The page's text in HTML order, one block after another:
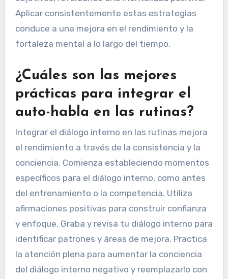
Aplicar consistentemente estas estrategias
conduce a una mejora en el rendimiento y la
fortaleza mental a lo largo del tiempo.
¿Cuáles son las mejores
prácticas para integrar el
auto-habla en las rutinas?
Integrar el diálogo interno en las rutinas mejora
el rendimiento a través de la consistencia y la
conciencia. Comienza estableciendo momentos
específicos para el diálogo interno, como antes
del entrenamiento o la competencia. Utiliza
afirmaciones positivas para construir confianza
y enfoque. Graba y revisa tu diálogo interno para
identificar patrones y áreas de mejora. Practica
la atención plena para aumentar la conciencia
del diálogo interno negativo y reemplazarlo con